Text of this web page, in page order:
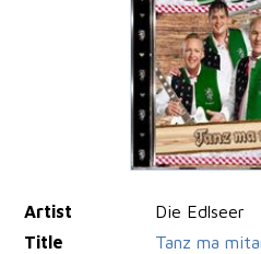
Artist
Die Edlseer
Title
Tanz ma